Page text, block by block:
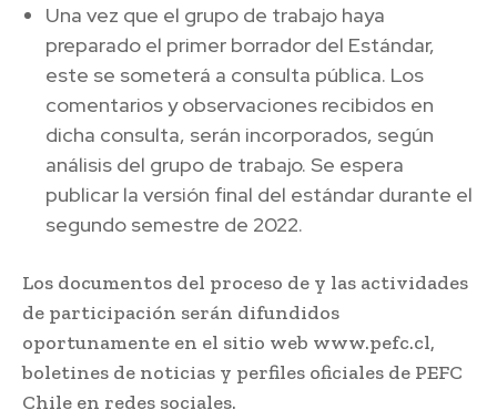
Una vez que el grupo de trabajo haya
preparado el primer borrador del Estándar,
este se someterá a consulta pública. Los
comentarios y observaciones recibidos en
dicha consulta, serán incorporados, según
análisis del grupo de trabajo. Se espera
publicar la versión final del estándar durante el
segundo semestre de 2022.
Los documentos del proceso de y las actividades
de participación serán difundidos
oportunamente en el sitio web www.pefc.cl,
boletines de noticias y perfiles oficiales de PEFC
Chile en redes sociales.